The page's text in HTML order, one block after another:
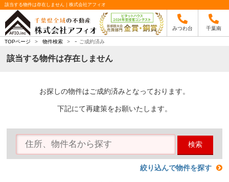
該当する物件は存在しません｜株式会社アフィオ
みつわ台 千葉南
TOPページ > 物件検索 > - ご成約済み
該当する物件は存在しません
お探しの物件はご成約済みとなっております。
下記にて再建策をお願いたします。
検索
絞り込んで物件を探す